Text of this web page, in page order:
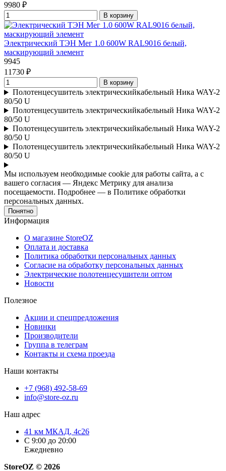
9980 ₽
В корзину
Электрический ТЭН Мег 1.0 600W RAL9016 белый,
маскирующий элемент
9945
11730 ₽
В корзину
Полотенцесушитель электрическийкабельный Ника WAY-2
80/50 U
Полотенцесушитель электрическийкабельный Ника WAY-2
80/50 U
Полотенцесушитель электрическийкабельный Ника WAY-2
80/50 U
Полотенцесушитель электрическийкабельный Ника WAY-2
80/50 U
Мы используем необходимые cookie для работы сайта, а с
вашего согласия — Яндекс Метрику для анализа
посещаемости. Подробнее — в Политике обработки
персональных данных.
Понятно
Информация
О магазине StoreOZ
Оплата и доставка
Политика обработки персональных данных
Согласие на обработку персональных данных
Электрические полотенцесушители оптом
Новости
Полезное
Акции и спецпредложения
Новинки
Производители
Группа в телеграм
Контакты и схема проезда
Наши контакты
+7 (968) 492-58-69
info@store-oz.ru
Наш адрес
41 км МКАД, 4с26
C 9:00 до 20:00
Ежедневно
StoreOZ © 2026